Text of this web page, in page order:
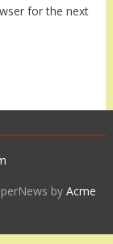
for the next
byAcme